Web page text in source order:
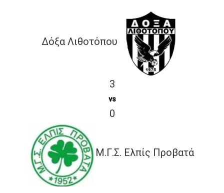
Δόξα Λιθοτόπου
3
vs
0
Μ.Γ.Σ. Ελπίς Προβατά